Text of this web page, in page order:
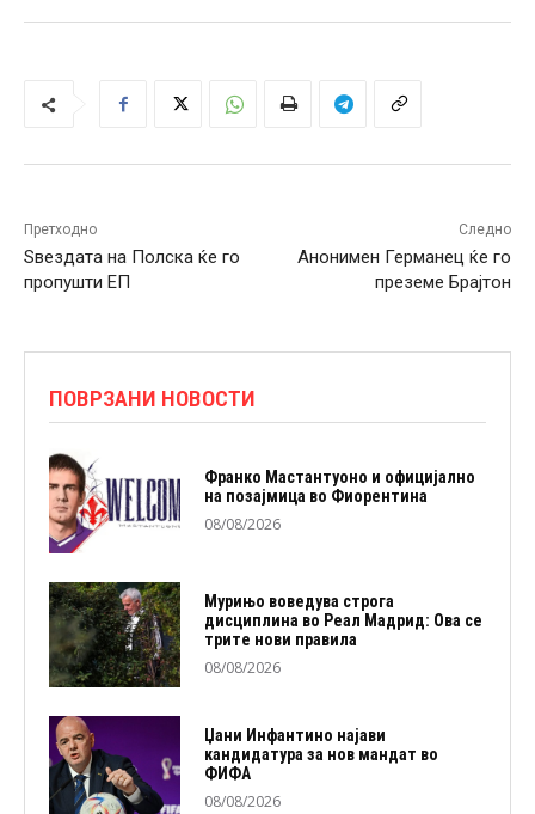
Претходно
Ѕвездата на Полска ќе го
пропушти ЕП
Следно
Анонимен Германец ќе го
преземе Брајтон
ПОВРЗАНИ НОВОСТИ
Франко Мастантуоно и официјално
на позајмица во Фиорентина
08/08/2026
Мурињо воведува строга
дисциплина во Реал Мадрид: Ова се
трите нови правила
08/08/2026
Џани Инфантино најави
кандидатура за нов мандат во
ФИФА
08/08/2026